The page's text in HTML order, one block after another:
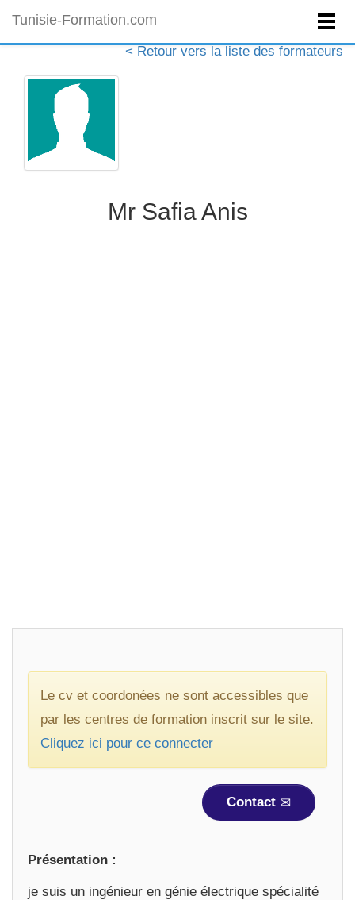
Tunisie-Formation.com
< Retour vers la liste des formateurs
Mr Safia Anis
Le cv et coordonées ne sont accessibles que
par les centres de formation inscrit sur le site.
Cliquez ici pour ce connecter
Contact
Présentation :
je suis un ingénieur en génie électrique spécialité